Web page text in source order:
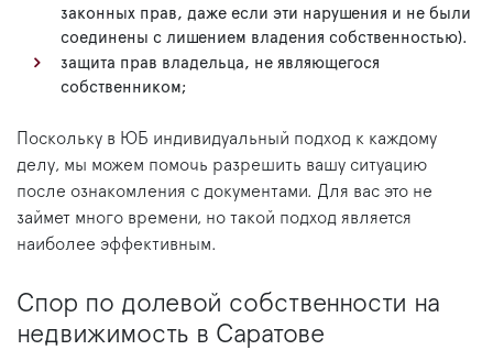
законных прав, даже если эти нарушения и не были
соединены с лишением владения собственностью).
защита прав владельца, не являющегося
собственником;
Поскольку в ЮБ индивидуальный подход к каждому
делу, мы можем помочь разрешить вашу ситуацию
после ознакомления с документами. Для вас это не
займет много времени, но такой подход является
наиболее эффективным.
Спор по долевой собственности на
недвижимость в Саратове